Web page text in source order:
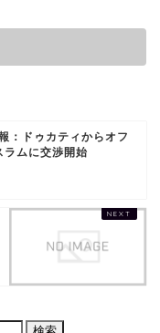
：ドゥカティからオフ
ラムに交渉開始